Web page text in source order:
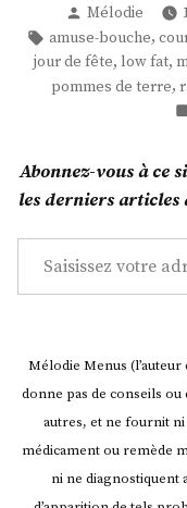
de
terre
râpée
en
sauce
(Quel
titre
long
pompeux
!
Publié
par
Mélodie
Étiquettes :
amuse-bouche,
jour de fête, low fat,
pommes de terre,
Abonnez-vous à ce
les derniers
Saisissez votre adresse e-mail…
Mélodie Menus (l’auteur
donne pas de conseils
autres, et ne fournit
médicament ou remède
ni ne diagnostiquent